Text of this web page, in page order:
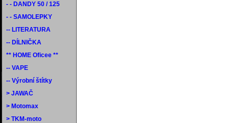
- - DANDY 50 / 125
- - SAMOLEPKY
-- LITERATURA
-- DÍLNIČKA
** HOME Oficee **
-- VAPE
-- Výrobní štítky
> JAWAČ
> Motomax
> TKM-moto